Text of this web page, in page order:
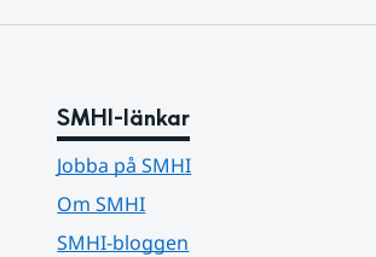
SMHI-länkar
Jobba på SMHI
Om SMHI
SMHI-bloggen